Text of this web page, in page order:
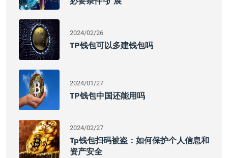
2024/02/26
TP钱包可以多建钱包吗
2024/01/27
TP钱包中国还能用吗
2024/02/27
Tp钱包扫码被盗：如何保护个人信息和
资产安全